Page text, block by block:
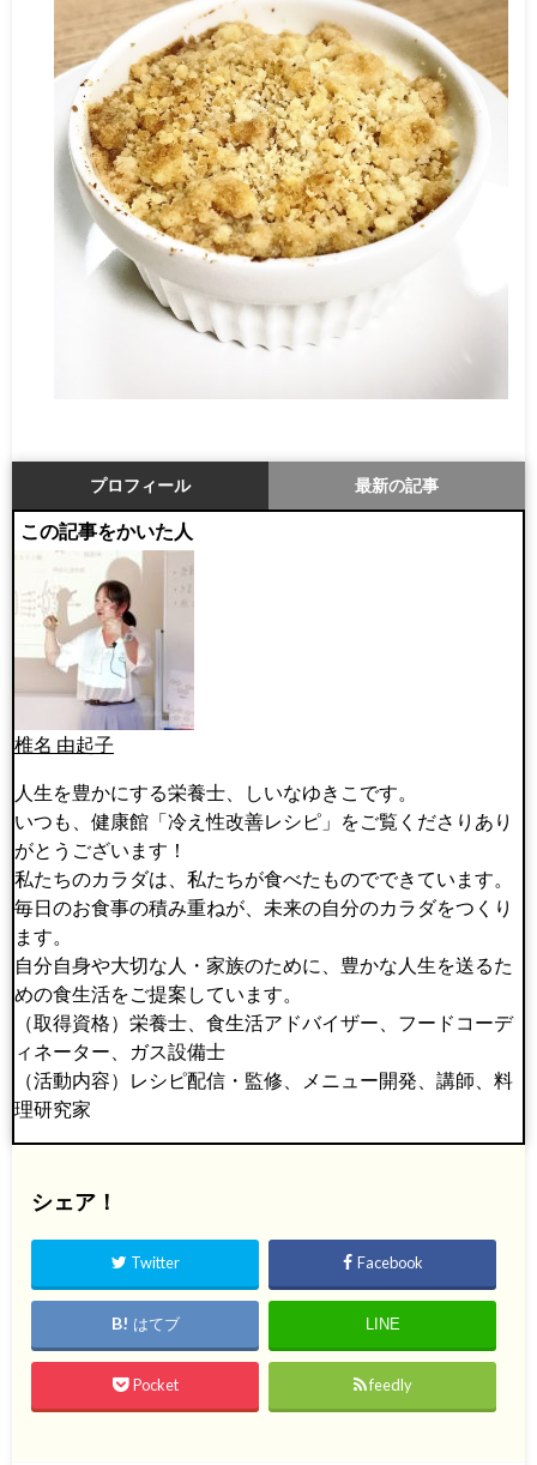
プロフィール 最新の記事
この記事をかいた人
椎名 由起子
人生を豊かにする栄養士、しいなゆきこです。
いつも、健康館「冷え性改善レシピ」をご覧くださりあり
がとうございます！
私たちのカラダは、私たちが食べたものでできています。
毎日のお食事の積み重ねが、未来の自分のカラダをつくり
ます。
自分自身や大切な人・家族のために、豊かな人生を送るた
めの食生活をご提案しています。
（取得資格）栄養士、食生活アドバイザー、フードコーデ
ィネーター、ガス設備士
（活動内容）レシピ配信・監修、メニュー開発、講師、料
理研究家
シェア！
Twitter Facebook
はてブ LINE
Pocket feedly